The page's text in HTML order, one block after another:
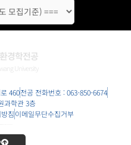
경학전공
University
460전공 전화번호 : 063-850-6674
과학관 3층
침이메일무단수집거부